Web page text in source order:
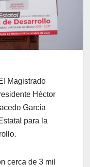
Magistrado
Héctor
García
para la
cerca de 3 mil